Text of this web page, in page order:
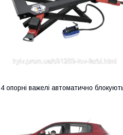
4 опорні важелі автоматично